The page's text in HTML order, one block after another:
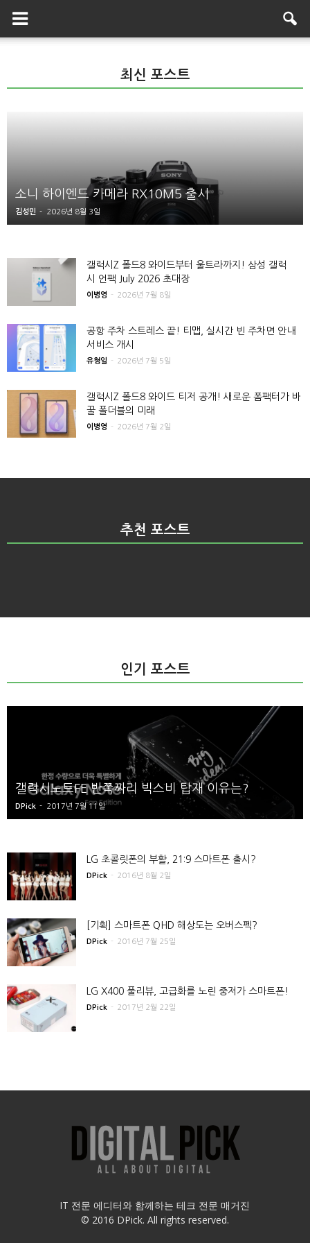
최신 포스트
출시
삼성 갤럭시 언팩 2026 핵심
종, 갤럭시 워치 신제품
2026년 7월 26일
갤럭시Z 폴드8 와이드부터 울트라까지! 삼성 갤럭
시 언팩 July 2026 초대장
이병영 - 2026년 7월 8일
공항 주차 스트레스 끝! 티맵, 실시간 빈 주차면 안내
서비스 개시
유형일 - 2026년 7월 5일
갤럭시Z 폴드8 와이드 티저 공개! 새로운 폼팩터가 바
꿀 폴더블의 미래
이병영 - 2026년 7월 2일
추천 포스트
인기 포스트
비 탑재 이유는? 기어S3 클래식/프론티어,
DPick 2016년 9월 5일
LG 초콜릿폰의 부활, 21:9 스마트폰 출시?
DPick - 2016년 8월 2일
[기획] 스마트폰 QHD 해상도는 오버스펙?
DPick - 2016년 7월 25일
LG X400 풀리뷰, 고급화를 노린 중저가 스마트폰!
DPick - 2017년 2월 22일
IT 전문 에디터와 함께하는 테크 전문 매거진
© 2016 DPick. All rights reserved.